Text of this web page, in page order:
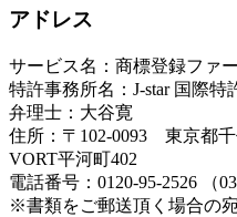
アドレス
サービス名：商標登録ファ
特許事務所名：J-star 国際特
弁理士：大谷寛
住所：〒102-0093 東京都
VORT平河町402
電話番号：0120-95-2526 （
※書類をご郵送頂く場合の